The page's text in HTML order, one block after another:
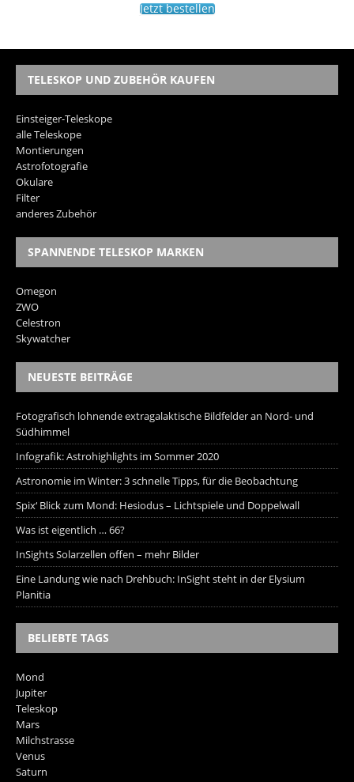
Jetzt bestellen
TELESKOP UND ZUBEHÖR KAUFEN
Einsteiger-Teleskope
alle Teleskope
Montierungen
Astrofotografie
Okulare
Filter
anderes Zubehör
SPANNENDE TELESKOP MARKEN
Omegon
ZWO
Celestron
Skywatcher
NEUESTE BEITRÄGE
Fotografisch lohnende extragalaktische Bildfelder an Nord- und
Südhimmel
Infografik: Astrohighlights im Sommer 2020
Astronomie im Winter: 3 schnelle Tipps, für die Beobachtung
Spix‘ Blick zum Mond: Hesiodus – Lichtspiele und Doppelwall
Was ist eigentlich … 66?
InSights Solarzellen offen – mehr Bilder
Eine Landung wie nach Drehbuch: InSight steht in der Elysium
Planitia
BELIEBTE TAGS
Mond
Jupiter
Teleskop
Mars
Milchstrasse
Venus
Saturn